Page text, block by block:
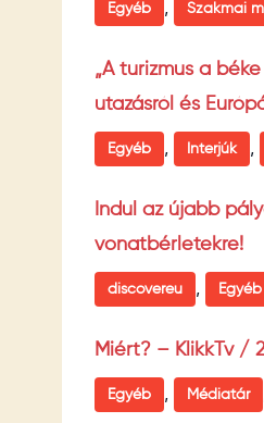
Egyéb , Szakmai
„A turizmus a
utazásról és
Egyéb , Interjúk ,
Indul az újabb
vonatbérletekre!
discovereu , Egyéb
Miért? – KlikkTv /
Egyéb , Médiatár